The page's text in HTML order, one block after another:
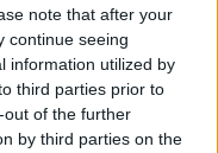
note that after your
continue seeing
information utilized by
third parties prior to
of the further
by third parties on the
1 – Corpo